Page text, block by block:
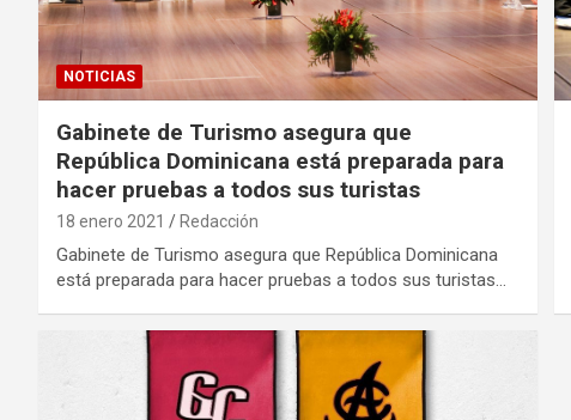
NOTICIAS
Gabinete de Turismo asegura que
República Dominicana está preparada para
hacer pruebas a todos sus turistas
18 enero 2021 Redacción
Gabinete de Turismo asegura que República Dominicana
está preparada para hacer pruebas a todos sus turistas…